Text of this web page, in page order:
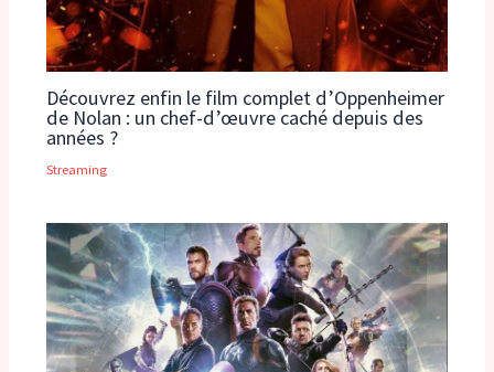
Découvrez enfin le film complet d’Oppenheimer
de Nolan : un chef-d’œuvre caché depuis des
années ?
Streaming